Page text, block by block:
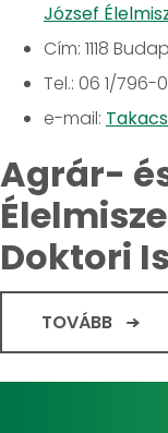
József
Cím: 1118
Tel.: 06 1/796-
e-mail:
Agrár-
Doktori
TOVÁBB